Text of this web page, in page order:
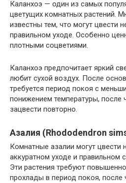
Каланхоэ — один из самых
цветущих комнатных растений.
известны тем, что могут цвести
правильном уходе. Особенно
плотными соцветиями.
Каланхоэ предпочитает яркий
любит сухой воздух. После
требуется период покоя с
понижением температуры, после
зацвести повторно.
Азалия (Rhododendron
Комнатные азалии могут цвести
аккуратном уходе и правильном
Эти растения требуют
прохлады в период покоя, после